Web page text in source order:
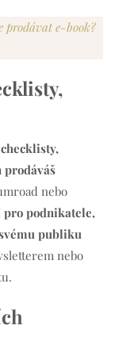
prodávat e-book?
prodáváš
nebo
podnikatele,
publiku
nebo